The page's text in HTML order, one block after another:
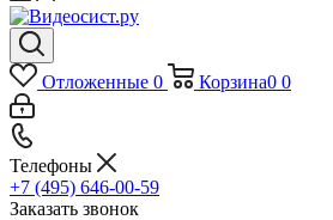
Отложенные 0 Корзина0 0
Телефоны
+7 (495) 646-00-59
Заказать звонок